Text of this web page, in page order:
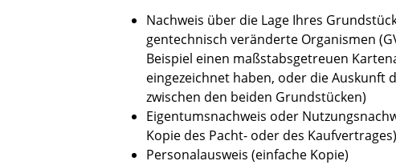
Nachweis über die Lage Ihres
gentechnisch veränderte Organismen
Beispiel einen maßstabsgetreuen
eingezeichnet haben, oder die Auskunft
zwischen den beiden Grundstücken)
Eigentumsnachweis oder
Kopie des Pacht- oder des Kaufvertrages)
Personalausweis (einfache Kopie)